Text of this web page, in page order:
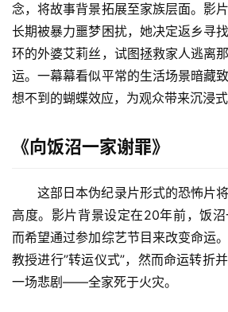
念，将故事背景拓展至家族层面。影
长期被暴力噩梦困扰，她决定返乡寻
环的外婆艾莉丝，试图拯救家人逃离
运。一幕幕看似平常的生活场景暗藏
想不到的蝴蝶效应，为观众带来沉浸式
《向饭沼一家谢罪》
这部日本伪纪录片形式的恐怖片
高度。影片背景设定在20年前，饭
而希望通过参加综艺节目来改变命运
教授进行”转运仪式”，然而命运转折
一场悲剧——全家死于火灾。